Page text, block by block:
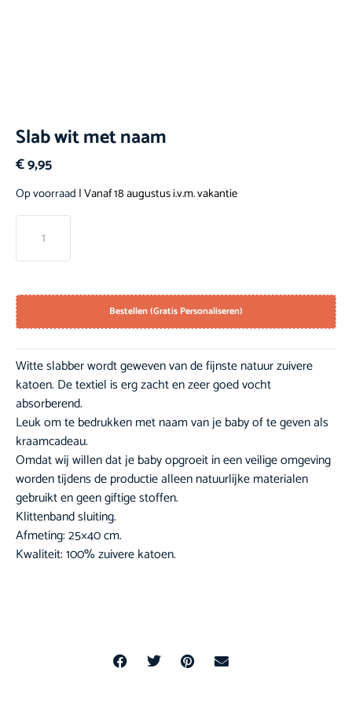
Slab wit met naam
€9,95
Op voorraad | Vanaf 18 augustus i.v.m. vakantie
Bestellen (Gratis Personaliseren)
Witte slabber wordt geweven van de fijnste natuur zuivere
katoen. De textiel is erg zacht en zeer goed vocht
absorberend.
Leuk om te bedrukken met naam van je baby of te geven als
kraamcadeau.
Omdat wij willen dat je baby opgroeit in een veilige omgeving
worden tijdens de productie alleen natuurlijke materialen
gebruikt en geen giftige stoffen.
Klittenband sluiting.
Afmeting: 25×40 cm.
Kwaliteit: 100% zuivere katoen.